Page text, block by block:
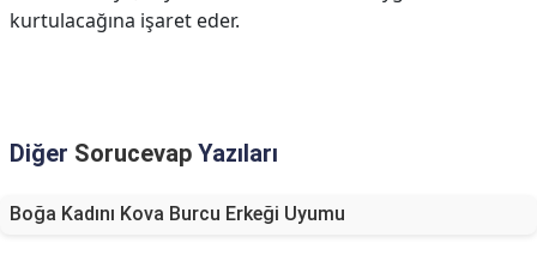
kurtulacağına işaret eder.
Diğer Sorucevap Yazıları
Boğa Kadını Kova Burcu Erkeği Uyumu